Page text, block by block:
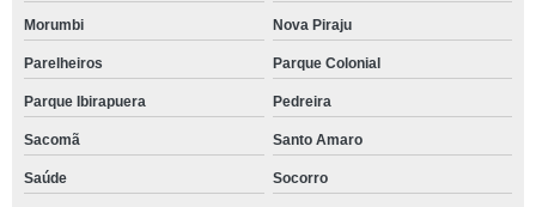
Morumbi Nova Piraju
Parelheiros Parque Colonial
Parque Ibirapuera Pedreira
Sacomã Santo Amaro
Saúde Socorro